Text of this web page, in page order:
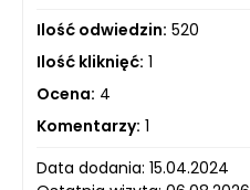
Ilość odwiedzin: 520
Ilość kliknięć: 1
Ocena: 4
Komentarzy: 1
Data dodania: 15.04.2024